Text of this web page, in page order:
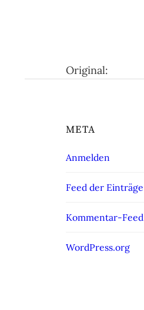
Original:
META
Anmelden
Feed der Einträge
Kommentar-Feed
WordPress.org